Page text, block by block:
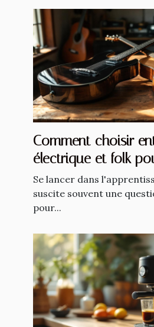
Comment choisir
électrique et folk
?
Se lancer dans
suscite souvent une
pour...